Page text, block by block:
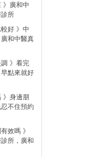
》廣和中
所
好 》中
和中醫真
》看完
點來就好
》身邊朋
不住預約
效嗎 》
所，廣和